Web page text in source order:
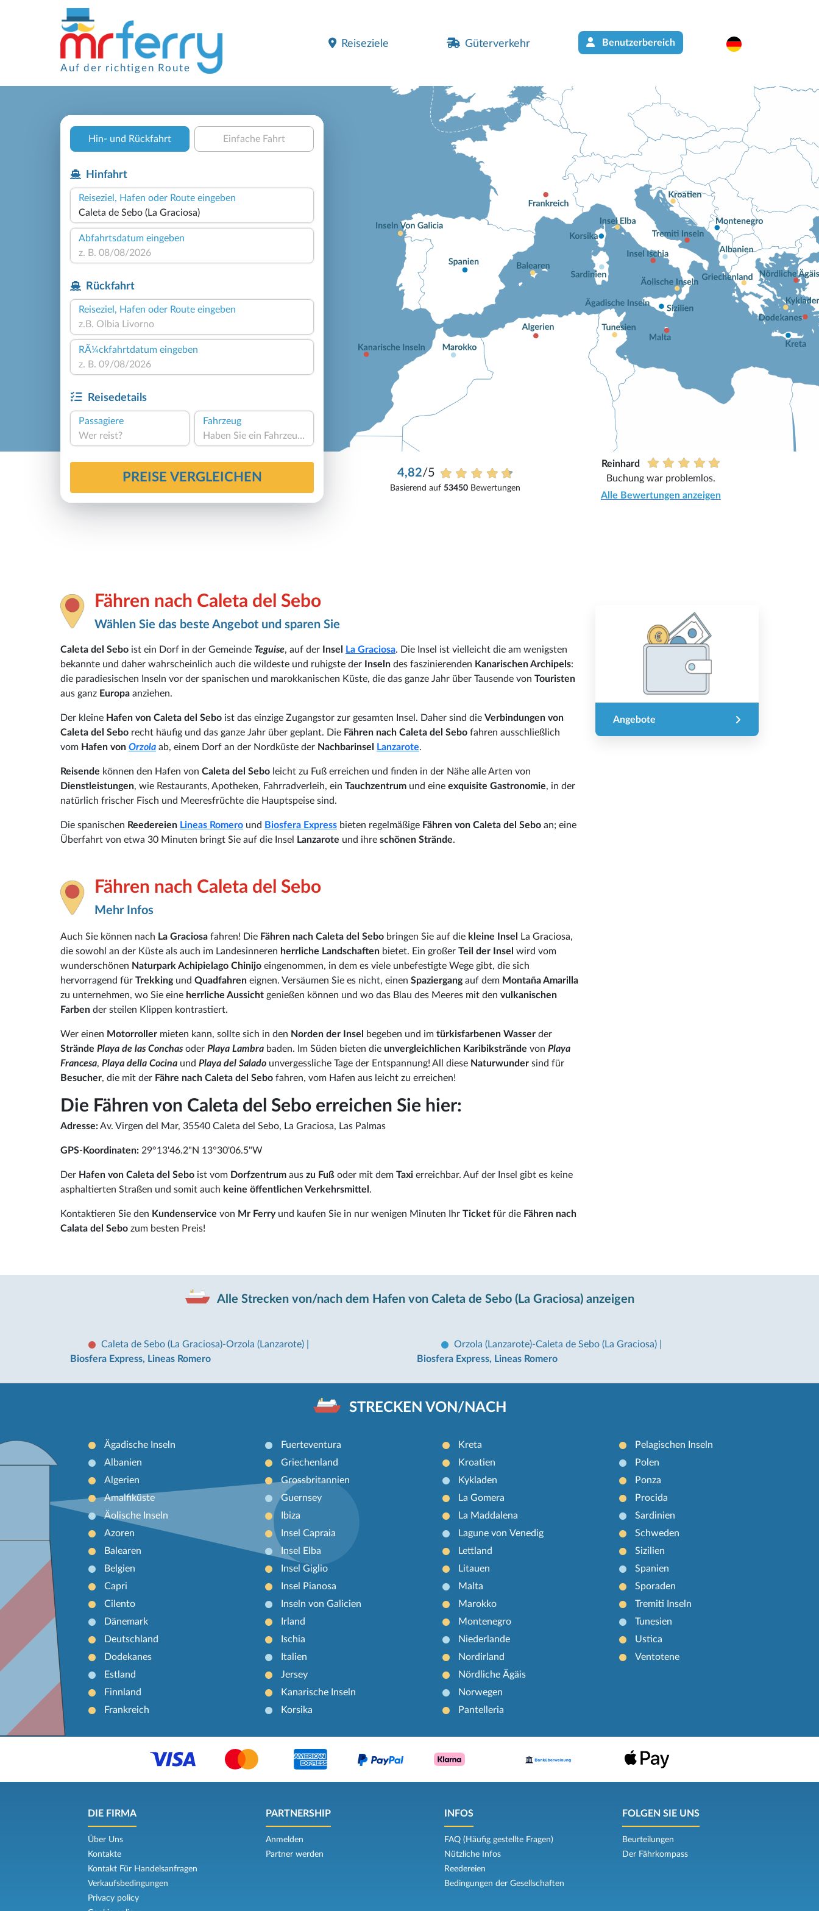
Auf der richtigen Route
Reiseziele Güterverkehr Benutzerbereich
Hin- und Rückfahrt Einfache Fahrt
Hinfahrt
Reiseziel, Hafen oder Route eingeben
Abfahrtsdatum eingeben
Rückfahrt
Reiseziel, Hafen oder Route eingeben
RÃ¼ckfahrtdatum eingeben
Reisedetails
Passagiere
Wer reist?
Fahrzeug
Haben Sie ein Fahrzeug?
PREISE VERGLEICHEN 4,82/5
Basierend auf53450 Bewertungen
Reinhard
Buchung war problemlos.
Alle Bewertungen anzeigen
Fähren nach Caleta del Sebo
Wählen Sie das beste Angebot und sparen Sie
Caleta del Sebo ist ein Dorf in der Gemeinde Teguise, auf der Insel La Graciosa. Die Insel ist vielleicht die am wenigsten
bekannte und daher wahrscheinlich auch die wildeste und ruhigste der
Inseln des faszinierenden Kanarischen Archipels:
die paradiesischen Inseln vor der spanischen und marokkanischen Küste, die das ganze Jahr über Tausende von Touristen
aus ganz Europa anziehen.
Der kleine Hafen von Caleta del Sebo ist das einzige Zugangstor zur gesamten Insel. Daher sind die Verbindungen von
Caleta del Sebo recht häufig und das ganze Jahr über geplant. Die Fähren nach Caleta del Sebo fahren ausschließlich
vom Hafen von Orzola ab, einem Dorf an der Nordküste der Nachbarinsel Lanzarote.
Reisende können den Hafen von Caleta del Sebo leicht zu Fuß erreichen und finden in der Nähe alle Arten von
Dienstleistungen, wie Restaurants, Apotheken, Fahrradverleih, ein Tauchzentrum und eine exquisite Gastronomie, in der
natürlich frischer Fisch und Meeresfrüchte die Hauptspeise sind.
Die spanischen Reedereien Lineas Romero und Biosfera Express bieten regelmäßige Fähren von Caleta del Sebo an; eine
Überfahrt von etwa 30 Minuten bringt Sie auf die Insel
Lanzarote und ihre schönen Strände.
Fähren nach Caleta del Sebo
Mehr Infos
Auch Sie können nach La Graciosa fahren! Die Fähren nach Caleta del Sebo bringen Sie auf die kleine Insel
La Graciosa,
die sowohl an der Küste als auch im Landesinneren herrliche Landschaften bietet. Ein großer Teil der Insel wird vom
wunderschönen Naturpark Achipielago Chinijo eingenommen, in dem es viele unbefestigte Wege gibt, die sich
hervorragend für Trekking und Quadfahren eignen. Versäumen Sie es nicht, einen Spaziergangauf dem Montaña Amarilla
zu unternehmen, wo Sie eine herrliche Aussicht genießen können und wo das Blau des Meeres mit den vulkanischen
Farben der steilen Klippen kontrastiert.
Wer einen Motorroller mieten kann, sollte sich in den Norden der Insel begeben und im türkisfarbenen Wasser der
Strände Playa de las Conchas oder Playa Lambra baden. Im Süden bieten die unvergleichlichen Karibikstrände von Playa
Francesa, Playa della Cocina und Playa del Salado unvergessliche Tage der Entspannung! All diese Naturwunder sind für
Besucher, die mit der Fähre nach Caleta del Sebo fahren, vom Hafen aus leicht zu erreichen!
Die Fähren von Caleta del Sebo erreichen Sie hier:
Adresse:Av. Virgen del Mar, 35540 Caleta del Sebo, La Graciosa, Las Palmas
GPS-Koordinaten: 29°13'46.2"N 13°30'06.5"W
Der Hafen von Caleta del Sebo ist vom Dorfzentrum aus zu Fuß oder mit dem Taxi erreichbar. Auf der Insel gibt es keine
asphaltierten Straßen und somit auch keine öffentlichen Verkehrsmittel .
Kontaktieren Sie den Kundenservice von Mr Ferryund kaufen Sie in nur wenigen Minuten Ihr Ticket für die Fähren nach
Calata del Sebo zum besten Preis!
Angebote
Alle Strecken von/nach dem Hafen von Caleta de Sebo (La Graciosa) anzeigen
Caleta de Sebo (La Graciosa)-Orzola (Lanzarote)
Biosfera Express, Lineas Romero
Orzola (Lanzarote)-Caleta de Sebo (La Graciosa)
Biosfera Express, Lineas Romero
STRECKEN VON/NACH
Ägadische Inseln
Albanien
Algerien
Amalfiküste
Äolische Inseln
Azoren
Balearen
Belgien
Capri
Cilento
Dänemark
Deutschland
Dodekanes
Estland
Finnland
Frankreich
Fuerteventura
Griechenland
Grossbritannien
Guernsey
Ibiza
Insel Capraia
Insel Elba
Insel Giglio
Insel Pianosa
Inseln von Galicien
Irland
Ischia
Italien
Jersey
Kanarische Inseln
Korsika
Kreta
Kroatien
Kykladen
La Gomera
La Maddalena
Lagune von Venedig
Lettland
Litauen
Malta
Marokko
Montenegro
Niederlande
Nordirland
Nördliche Ägäis
Norwegen
Pantelleria
Pelagischen Inseln
Polen
Ponza
Procida
Sardinien
Schweden
Sizilien
Spanien
Sporaden
Tremiti Inseln
Tunesien
Ustica
Ventotene
DIE FIRMA
Über Uns
Kontakte
Kontakt Für Handelsanfragen
Verkaufsbedingungen
Privacy policy
PARTNERSHIP
Anmelden
Partner werden
INFOS
FAQ (Häufig gestellte Fragen)
Nützliche Infos
Reedereien
Bedingungen der Gesellschaften
FOLGEN SIE UNS
Beurteilungen
Der Fährkompass